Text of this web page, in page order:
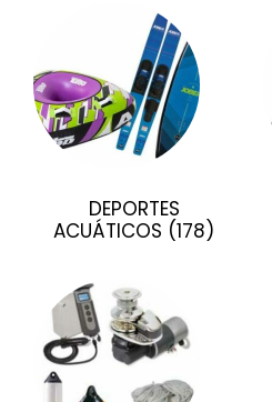
DEPORTES
ACUÁTICOS (178)